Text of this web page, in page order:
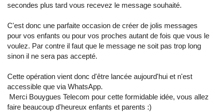
secondes plus tard vous recevez le message souhaité.
C'est donc une parfaite occasion de créer de jolis messages
pour vos enfants ou pour vos proches autant de fois que vous le
voulez. Par contre il faut que le message ne soit pas trop long
sinon il ne sera pas accepté.
Cette opération vient donc d'être lancée aujourd'hui et n'est
accessible que via WhatsApp.
Merci Bouygues Telecom pour cette formidable idée, vous allez
faire beaucoup d'heureux enfants et parents :)